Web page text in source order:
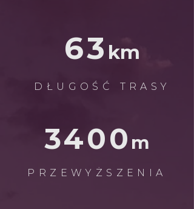
63 km
DŁUGOŚĆ TRASY
3400 m
PRZEWYŻSZENIA